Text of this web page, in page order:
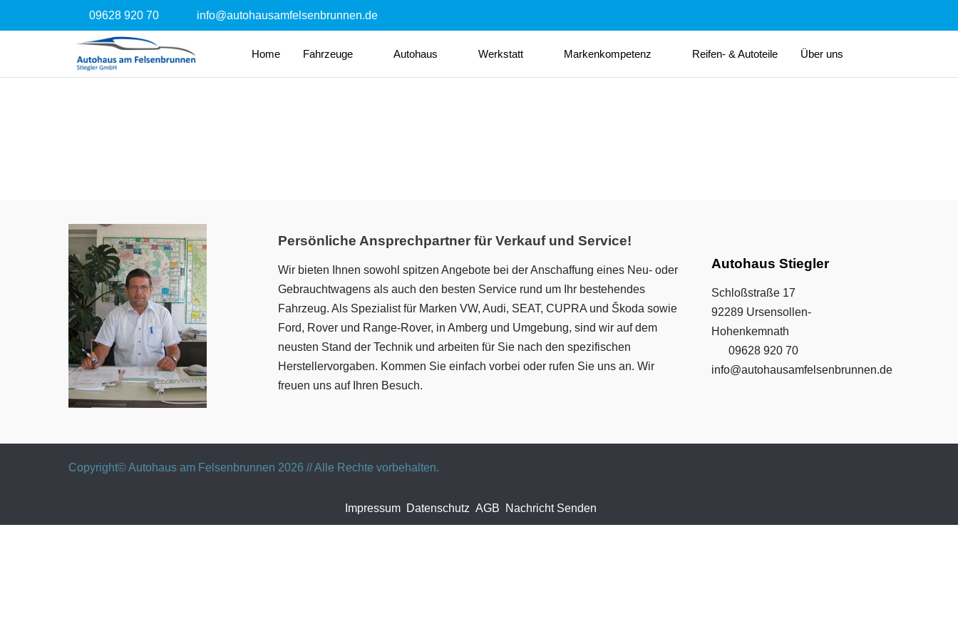
09628 920 70 info@autohausamfelsenbrunnen.de
Home Fahrzeuge Autohaus Werkstatt Markenkompetenz Reifen- & Autoteile Über uns
Persönliche Ansprechpartner für Verkauf und Service!
Wir bieten Ihnen sowohl spitzen Angebote bei der Anschaffung eines Neu- oder
Gebrauchtwagens als auch den besten Service rund um Ihr bestehendes
Fahrzeug. Als Spezialist für Marken VW, Audi, SEAT, CUPRA und Škoda sowie
Ford, Rover und Range-Rover, in Amberg und Umgebung, sind wir auf dem
neusten Stand der Technik und arbeiten für Sie nach den spezifischen
Herstellervorgaben. Kommen Sie einfach vorbei oder rufen Sie uns an. Wir
freuen uns auf Ihren Besuch.
Autohaus Stiegler
Schloßstraße 17
92289 Ursensollen-
Hohenkemnath
09628 920 70
info@autohausamfelsenbrunnen.de
Copyright© Autohaus am Felsenbrunnen 2026 // Alle Rechte vorbehalten.
Impressum Datenschutz AGB Nachricht Senden